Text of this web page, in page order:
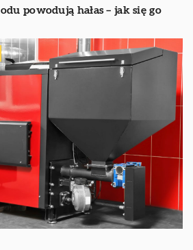
powodują hałas – jak się go